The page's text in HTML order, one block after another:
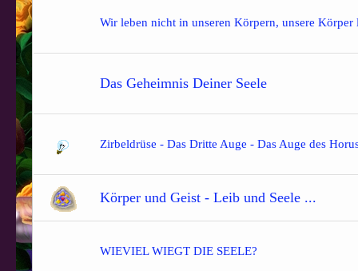
Wir leben nicht in unseren Körpern, unsere Körper
Das Geheimnis Deiner Seele
Zirbeldrüse - Das Dritte Auge - Das Auge des
Körper und Geist - Leib und Seele ...
WIEVIEL WIEGT DIE SEELE?